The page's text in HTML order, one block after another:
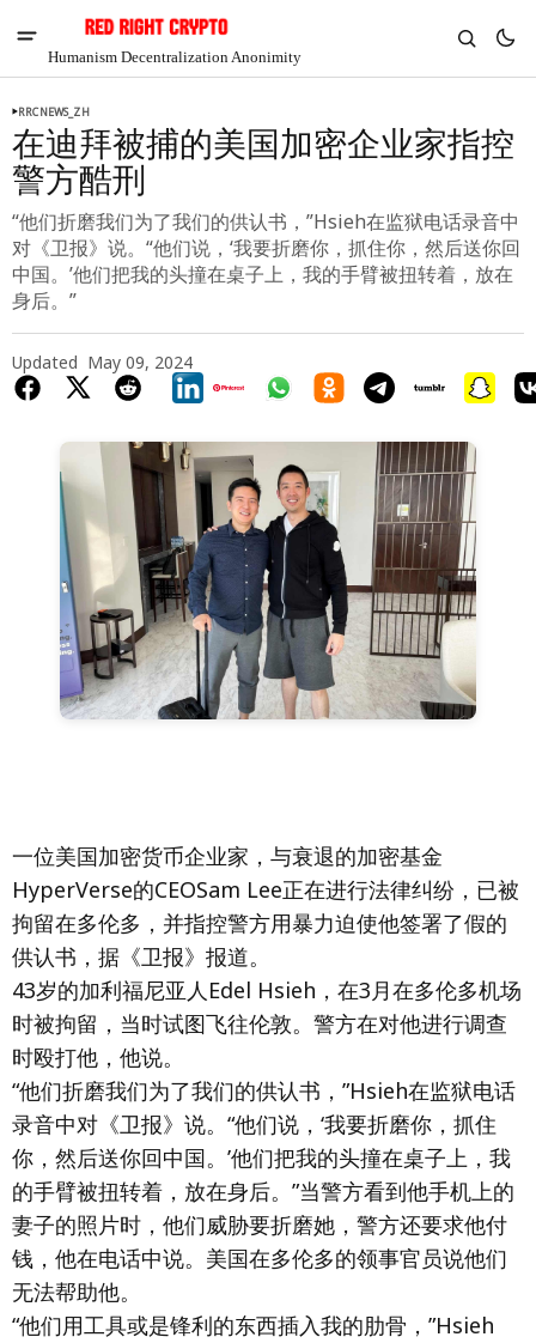
Humanism Decentralization Anonimity
$1.33
2.95%
RRCNEWS_ZH
在迪拜被捕的美国加密企业家指控
警方酷刑
“他们折磨我们为了我们的供认书，”Hsieh在监狱电话录音中
对《卫报》说。“他们说，‘我要折磨你，抓住你，然后送你回
中国。’他们把我的头撞在桌子上，我的手臂被扭转着，放在
身后。”
Updated May 09, 2024
一位美国加密货币企业家，与衰退的加密基金
HyperVerse的CEOSam Lee正在进行法律纠纷，已被
拘留在多伦多，并指控警方用暴力迫使他签署了假的
供认书，据《卫报》报道。
43岁的加利福尼亚人Edel Hsieh，在3月在多伦多机场
时被拘留，当时试图飞往伦敦。警方在对他进行调查
时殴打他，他说。
“他们折磨我们为了我们的供认书，”Hsieh在监狱电话
录音中对《卫报》说。“他们说，‘我要折磨你，抓住
你，然后送你回中国。’他们把我的头撞在桌子上，我
的手臂被扭转着，放在身后。”当警方看到他手机上的
妻子的照片时，他们威胁要折磨她，警方还要求他付
钱，他在电话中说。美国在多伦多的领事官员说他们
无法帮助他。
“他们用工具或是锋利的东西插入我的肋骨，”Hsieh